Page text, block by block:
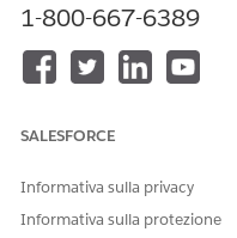
transazione solo se non
delle promozioni in
questa impostazione,
1-800-667-6389
SALESFORCE
Informativa sulla privacy
Informativa sulla protezione